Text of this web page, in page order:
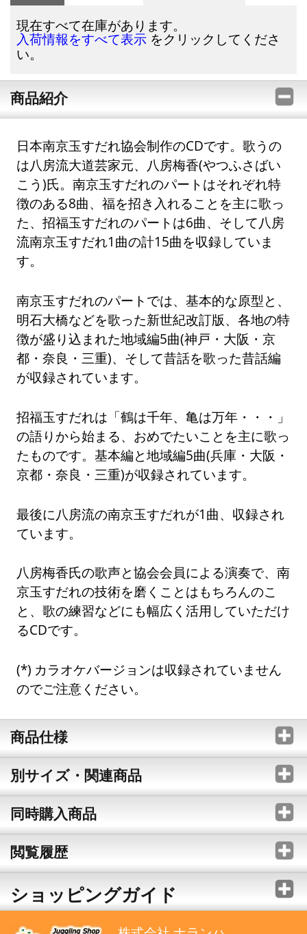
現在すべて在庫があります。
入荷情報をすべて表示 をクリックしてくださ
い。
商品紹介
日本南京玉すだれ協会制作のCDです。歌うの
は八房流大道芸家元、八房梅香(やつふさばい
こう)氏。南京玉すだれのパートはそれぞれ特
徴のある8曲、福を招き入れることを主に歌っ
た、招福玉すだれのパートは6曲、そして八房
流南京玉すだれ1曲の計15曲を収録していま
す。
南京玉すだれのパートでは、基本的な原型と、
明石大橋などを歌った新世紀改訂版、各地の特
徴が盛り込まれた地域編5曲(神戸・大阪・京
都・奈良・三重)、そして昔話を歌った昔話編
が収録されています。
招福玉すだれは「鶴は千年、亀は万年・・・」
の語りから始まる、おめでたいことを主に歌っ
たものです。基本編と地域編5曲(兵庫・大阪・
京都・奈良・三重)が収録されています。
最後に八房流の南京玉すだれが1曲、収録され
ています。
八房梅香氏の歌声と協会会員による演奏で、南
京玉すだれの技術を磨くことはもちろんのこ
と、歌の練習などにも幅広く活用していただけ
るCDです。
カラオケバージョンは収録されていません
のでご注意ください。
商品仕様
別サイズ・関連商品
同時購入商品
閲覧履歴
ショッピングガイド